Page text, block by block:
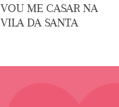
VOU ME CASAR NA
VILA DA SANTA